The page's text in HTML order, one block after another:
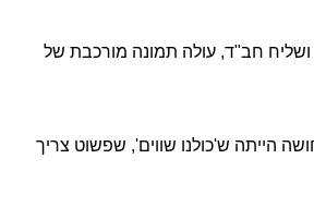
חב"ד, עולה תמונה מורכבת של
הייתה ש'כולנו שווים', שפשוט צריך